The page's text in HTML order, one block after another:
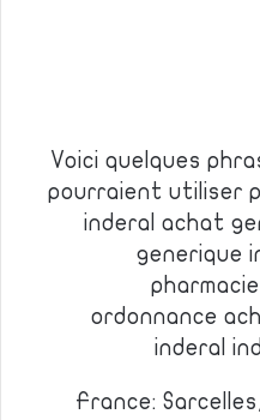
Voici quelques
pourraient utiliser
inderal achat
generique
ordonnance
inderal
France: